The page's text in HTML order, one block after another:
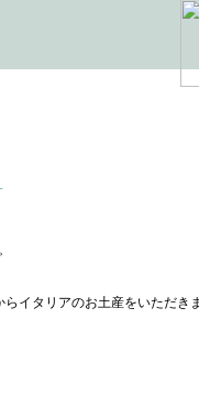
イタリアのお土産をいただき